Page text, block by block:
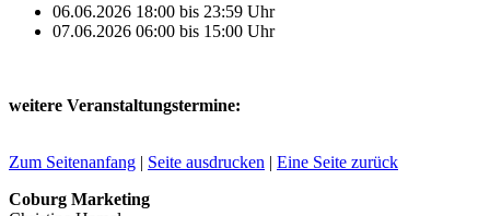
06.06.2026 18:00 bis 23:59 Uhr
07.06.2026 06:00 bis 15:00 Uhr
weitere Veranstaltungstermine:
Zum Seitenanfang | Seite ausdrucken | Eine Seite zurück
Coburg Marketing